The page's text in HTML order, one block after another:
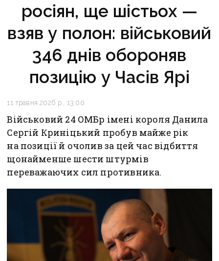
росіян, ще шістьох —
взяв у полон: військовий
346 днів обороняв
позицію у Часів Ярі
11 травня 2026 р., 13:00
Військовий 24 ОМБр імені короля Данила
Сергій Криніцький пробув майже рік
на позиції й очолив за цей час відбиття
щонайменше шести штурмів
переважаючих сил противника.